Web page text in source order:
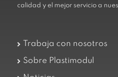
calidad y el mejor servicio a
Trabaja con nosotros
Sobre Plastimodul